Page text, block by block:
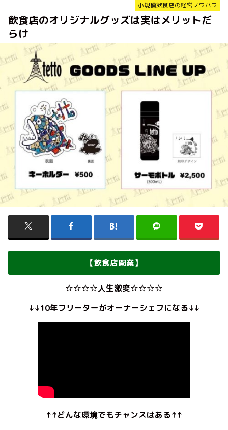
小規模飲食店の経営ノウハウ
飲食店のオリジナルグッズは実はメリットだ
らけ
【飲食店開業】
☆☆☆☆人生激変☆☆☆☆
↓↓10年フリーターがオーナーシェフになる↓↓
↑↑どんな環境でもチャンスはある↑↑